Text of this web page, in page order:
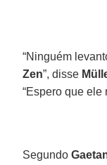
“Ninguém
Zen”, disse
“Espero que ele
Segundo